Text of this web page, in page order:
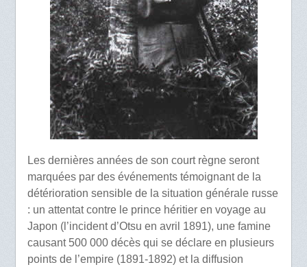
Les dernières années de son court règne seront
marquées par des événements témoignant de la
détérioration sensible de la situation générale russe
: un attentat contre le prince héritier en voyage au
Japon (l’incident d’Otsu en avril 1891), une famine
causant 500 000 décès qui se déclare en plusieurs
points de l’empire (1891-1892) et la diffusion